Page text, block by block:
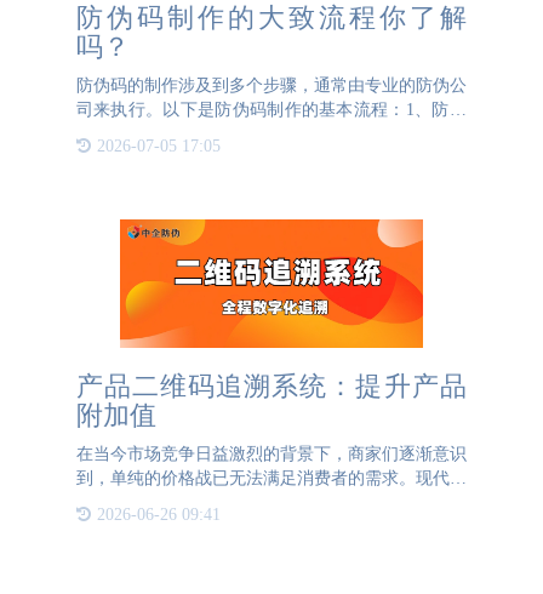
防伪码制作的大致流程你了解
吗？
防伪码的制作涉及到多个步骤，通常由专业的防伪公
司来执行。以下是防伪码制作的基本流程：1、防伪
防伪码的具体需求，包括预期的防伪强度、防伪码应
2026-07-05 17:05
产品二维码追溯系统：提升产品
附加值
在当今市场竞争日益激烈的背景下，商家们逐渐意识
到，单纯的价格战已无法满足消费者的需求。现代消
费者更加注重产品的品质和附加值，消费者们愿意为
高品质、有特色的产品支付更高的价格。因此，商家
2026-06-26 09:41